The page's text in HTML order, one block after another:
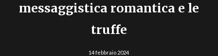
messaggistica romantica e le
truffe
14 febbraio 2024